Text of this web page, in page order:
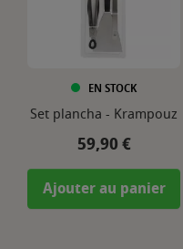
EN STOCK
Set plancha - Krampouz
Prix
59,90 €
Ajouter au panier